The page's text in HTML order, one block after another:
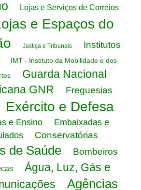
Lojas e Serviços de Correios
e Espaços do
Justiça e Tribunais
Institutos
IMT - Instituto da Mobilidade e dos
Guarda Nacional
GNR
Freguesias
Exército e Defesa
e Ensino
Embaixadas e
Conservatórias
de Saúde Bombeiros
Água, Luz, Gás e
Agências